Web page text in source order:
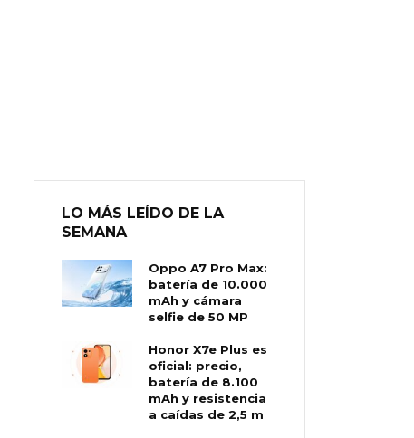
LO MÁS LEÍDO DE LA
SEMANA
Oppo A7 Pro Max:
batería de 10.000
mAh y cámara
selfie de 50 MP
Honor X7e Plus es
oficial: precio,
batería de 8.100
mAh y resistencia
a caídas de 2,5 m